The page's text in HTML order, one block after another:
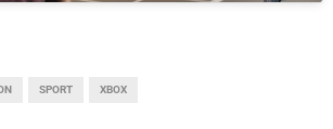
SPORT XBOX